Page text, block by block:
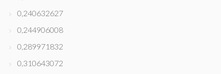
0,240632627
0,244906008
0,289971832
0,310643072